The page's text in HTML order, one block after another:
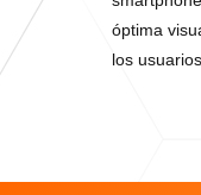
óptima
los